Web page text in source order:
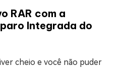
RAR com a
Integrada do
cheio e você não puder